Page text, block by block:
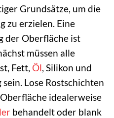
Grundsätze, um die
zu erzielen. Eine
der Oberfläche ist
müssen alle
Fett, Öl, Silikon und
Lose Rostschichten
idealerweise
behandelt oder blank